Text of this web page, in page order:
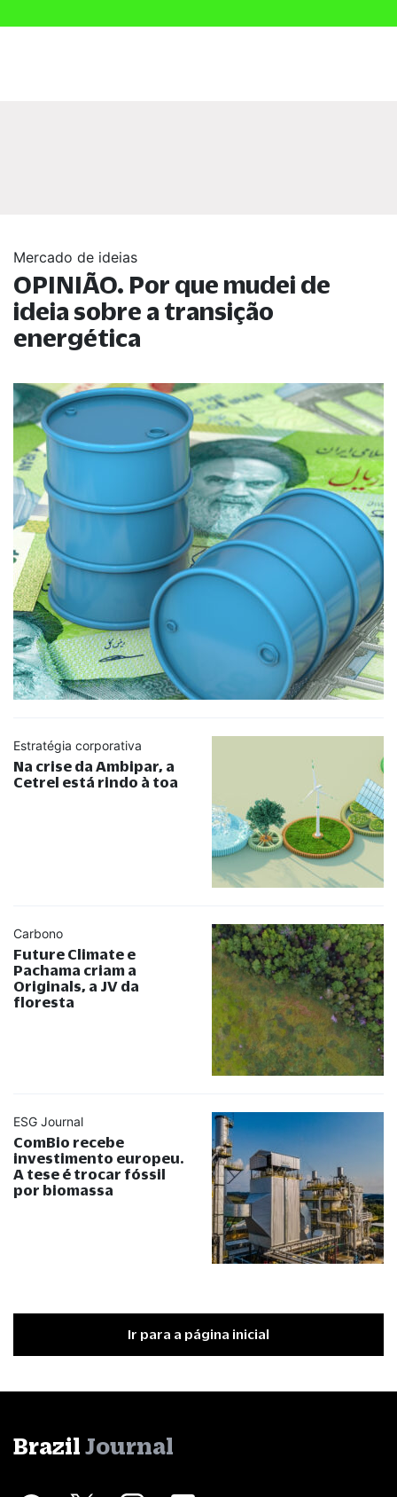
Mercado de ideias
OPINIÃO. Por que mudei de
ideia sobre a transição
energética
Estratégia corporativa
Na crise da Ambipar, a
Cetrel está rindo à toa
Carbono
Future Climate e
Pachama criam a
Originals, a JV da
floresta
ESG Journal
ComBio recebe
investimento europeu.
A tese é trocar fóssil
por biomassa
Ir para a página inicial
Brazil Journal